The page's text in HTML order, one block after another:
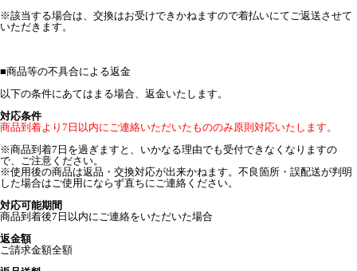
※該当する場合は、交換はお受けできかねますので着払いにてご返送させて
いただきます。
■商品等の不具合による返金
以下の条件にあてはまる場合、返金いたします。
対応条件
商品到着より7日以内にご連絡いただいたもののみ原則対応いたします。
※商品到着7日を過ぎますと、いかなる理由でも受付できなくなりますの
で、ご注意ください。
※使用後の商品は返品・交換対応が出来かねます。不良箇所・誤配送が判明
した場合はご使用にならず直ちにご連絡ください。
対応可能期間
商品到着後7日以内にご連絡をいただいた場合
返金額
ご請求金額全額